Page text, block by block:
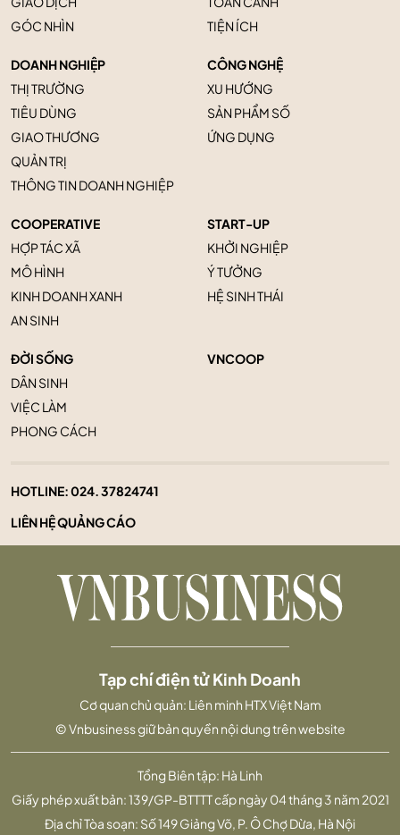
GÓC NHÌN
TIỆN ÍCH
DOANH NGHIỆP
THỊ TRƯỜNG
TIÊU DÙNG
GIAO THƯƠNG
QUẢN TRỊ
THÔNG TIN DOANH NGHIỆP
CÔNG NGHỆ
XU HƯỚNG
SẢN PHẨM SỐ
ỨNG DỤNG
COOPERATIVE
HỢP TÁC XÃ
MÔ HÌNH
KINH DOANH XANH
AN SINH
START-UP
KHỞI NGHIỆP
Ý TƯỞNG
HỆ SINH THÁI
ĐỜI SỐNG
DÂN SINH
VIỆC LÀM
PHONG CÁCH
VNCOOP
HOTLINE:024. 37824741
LIÊN HỆ QUẢNG CÁO
Tổng Biên tập: Hà Linh
Giấy phép xuất bản: 139/GP-BTTTT cấp ngày 04 tháng 3 năm 2021
Địa chỉ Tòa soạn: Số 149 Giảng Võ, P. Ô Chợ Dừa, Hà Nội
Tạp chí điện tử Kinh Doanh
Cơ quan chủ quản: Liên minh HTX Việt Nam
© Vnbusiness giữ bản quyền nội dung trên website